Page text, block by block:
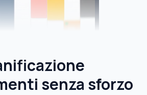
senza sforzo